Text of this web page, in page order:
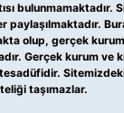
bulunmamaktadır.
paylaşılmaktadır.
olup, gerçek
Gerçek kurum ve
taşımazlar.